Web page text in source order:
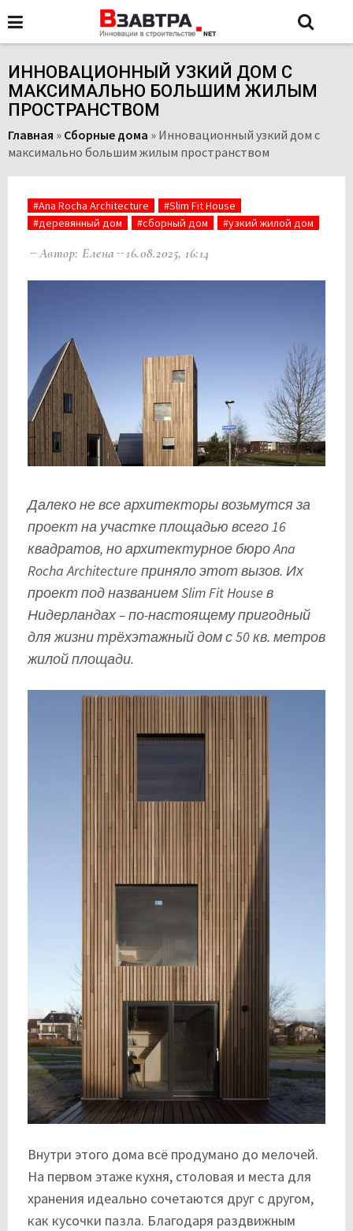
ИННОВАЦИОННЫЙ УЗКИЙ ДОМ С
МАКСИМАЛЬНО БОЛЬШИМ ЖИЛЫМ
ПРОСТРАНСТВОМ
Главная » Сборные дома » Инновационный узкий дом с
максимально большим жилым пространством
#Ana Rocha Architecture
#Slim Fit House
#деревянный дом
#сборный дом #узкий жилой дом
Автор: Елена 16.08.2025, 16:14
Далеко не все архитекторы возьмутся за
проект на участке площадью всего 16
квадратов, но архитектурное бюро Ana
Rocha Architecture приняло этот вызов. Их
проект под названием Slim Fit House в
Нидерландах – по-настоящему пригодный
для жизни трёхэтажный дом с 50 кв. метров
жилой площади.
Внутри этого дома всё продумано до мелочей.
На первом этаже кухня, столовая и места для
хранения идеально сочетаются друг с другом,
как кусочки пазла. Благодаря раздвижным